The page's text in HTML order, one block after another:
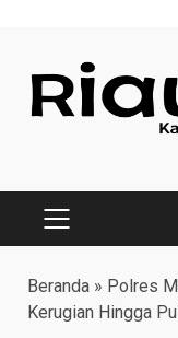
content
PRIMARY
Beranda » Polres
Kerugian Hingga